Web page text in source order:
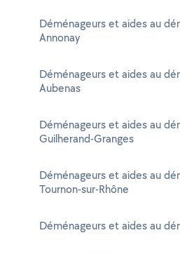
Déménageurs et aides au
Annonay
Déménageurs et aides au
Aubenas
Déménageurs et aides au
Guilherand-Granges
Déménageurs et aides au
Tournon-sur-Rhône
Déménageurs et aides au